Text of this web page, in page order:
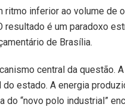
ritmo inferior ao volume de
resultado é um paradoxo
de Brasília.
central da questão.
estado. A energia
do “novo polo industrial”